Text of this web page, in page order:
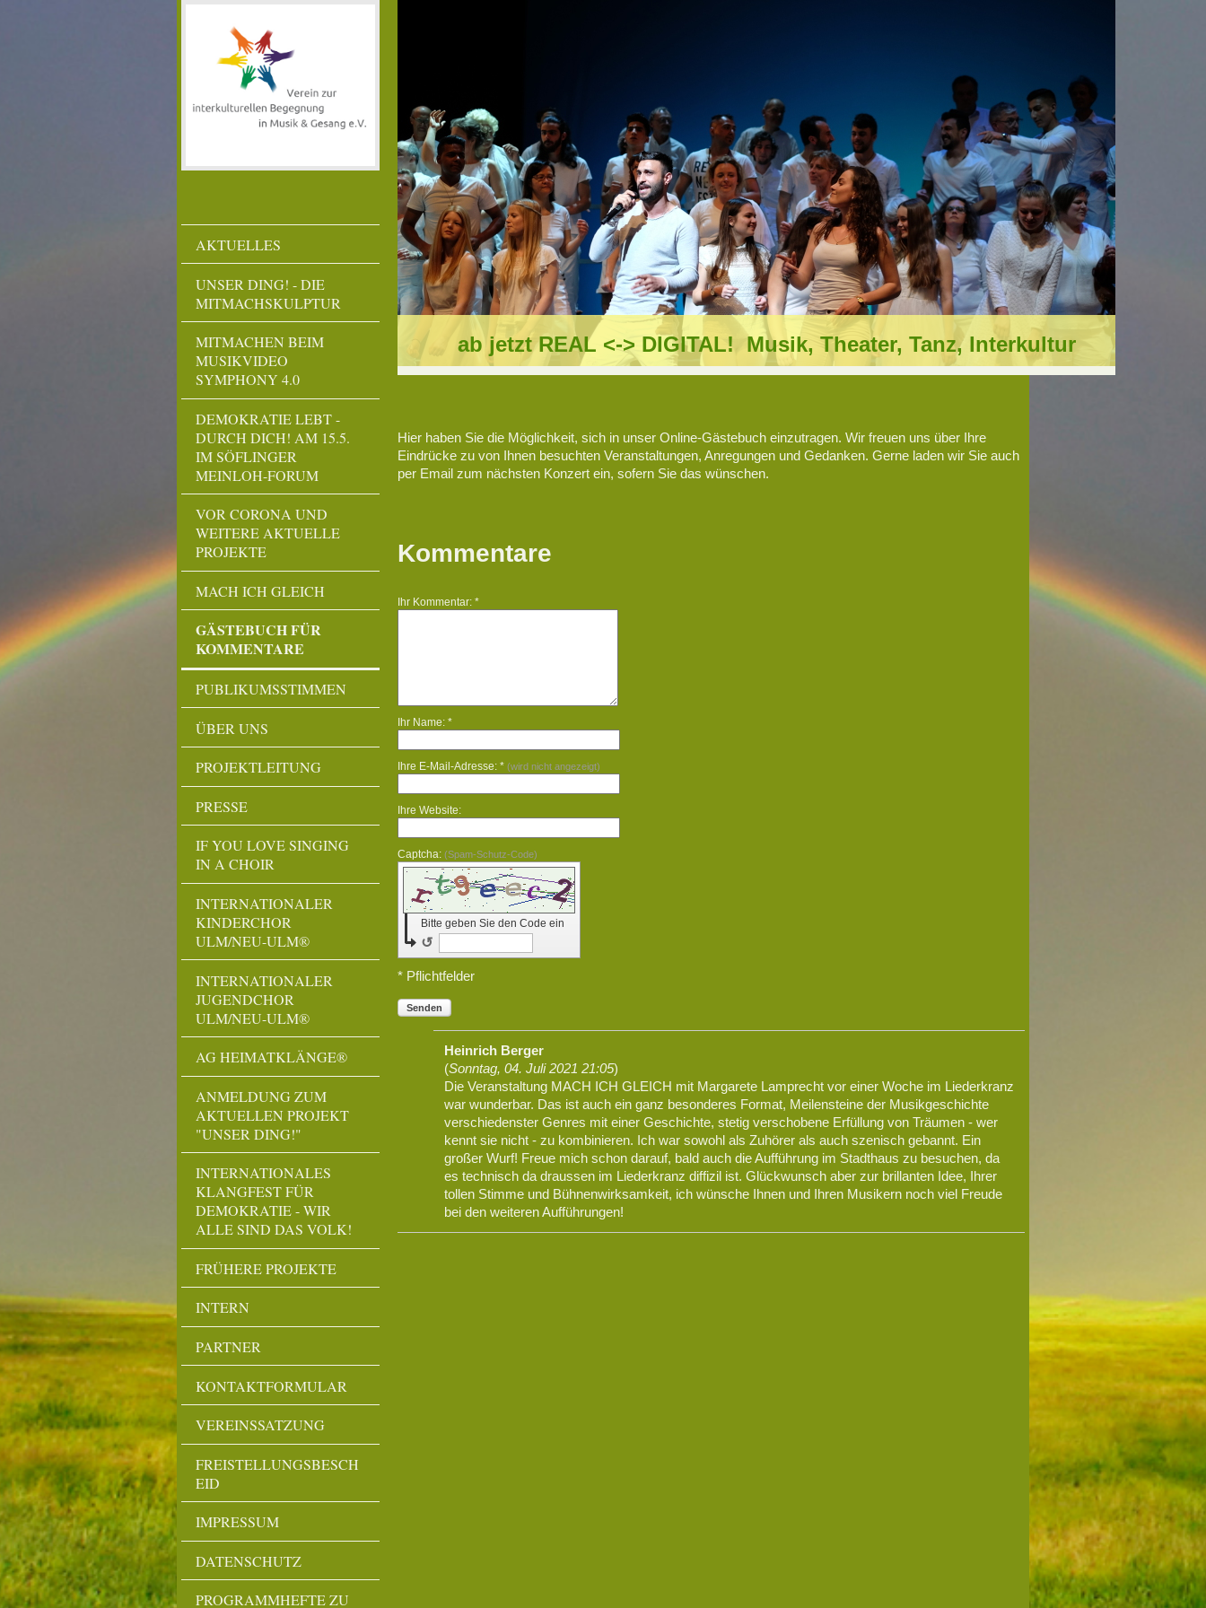
AKTUELLES
UNSER DING! - DIE
MITMACHSKULPTUR
MITMACHEN BEIM
MUSIKVIDEO
SYMPHONY 4.0
DEMOKRATIE LEBT -
DURCH DICH! AM 15.5.
IM SÖFLINGER
MEINLOH-FORUM
VOR CORONA UND
WEITERE AKTUELLE
PROJEKTE
MACH ICH GLEICH
GÄSTEBUCH FÜR
KOMMENTARE
PUBLIKUMSSTIMMEN
ÜBER UNS
PROJEKTLEITUNG
PRESSE
IF YOU LOVE SINGING
IN A CHOIR
INTERNATIONALER
KINDERCHOR
ULM/NEU-ULM®
INTERNATIONALER
JUGENDCHOR
ULM/NEU-ULM®
AG HEIMATKLÄNGE®
ANMELDUNG ZUM
AKTUELLEN PROJEKT
"UNSER DING!"
INTERNATIONALES
KLANGFEST FÜR
DEMOKRATIE - WIR
ALLE SIND DAS VOLK!
FRÜHERE PROJEKTE
INTERN
PARTNER
KONTAKTFORMULAR
VEREINSSATZUNG
FREISTELLUNGSBESCH
EID
IMPRESSUM
DATENSCHUTZ
PROGRAMMHEFTE ZU
ab jetzt REAL <-> DIGITAL! Musik, Theater, Tanz, Interkultur
Hier haben Sie die Möglichkeit, sich in unser Online-Gästebuch einzutragen. Wir freuen uns über Ihre
Eindrücke zu von Ihnen besuchten Veranstaltungen, Anregungen und Gedanken. Gerne laden wir Sie auch
per Email zum nächsten Konzert ein, sofern Sie das wünschen.
Kommentare
Ihr Kommentar: *
Ihr Name: *
Ihre E-Mail-Adresse: * (wird nicht angezeigt)
Ihre Website:
Captcha: (Spam-Schutz-Code)
Bitte geben Sie den Code ein
↺
* Pflichtfelder
Senden
Heinrich Berger
(Sonntag, 04. Juli 2021 21:05)
Die Veranstaltung MACH ICH GLEICH mit Margarete Lamprecht vor einer Woche im Liederkranz
war wunderbar. Das ist auch ein ganz besonderes Format, Meilensteine der Musikgeschichte
verschiedenster Genres mit einer Geschichte, stetig verschobene Erfüllung von Träumen - wer
kennt sie nicht - zu kombinieren. Ich war sowohl als Zuhörer als auch szenisch gebannt. Ein
großer Wurf! Freue mich schon darauf, bald auch die Aufführung im Stadthaus zu besuchen, da
es technisch da draussen im Liederkranz diffizil ist. Glückwunsch aber zur brillanten Idee, Ihrer
tollen Stimme und Bühnenwirksamkeit, ich wünsche Ihnen und Ihren Musikern noch viel Freude
bei den weiteren Aufführungen!